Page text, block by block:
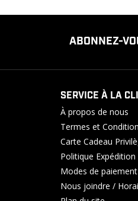
ABONNEZ-
SERVICE À LA
À propos de nous
Termes et
Carte Cadeau
Politique
Modes de paiement
Nous joindre /